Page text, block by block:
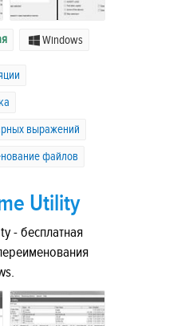
Windows
выражений
файлов
Utility
- бесплатная